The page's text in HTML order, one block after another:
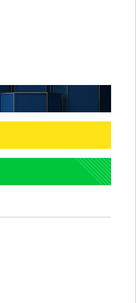
세훈 "용산공원 아파트, 노
·문재인 철학 뒤집는 것"
쏠리는 관심[세제 개편, 그 이후②]
"손 떨림 포착"…카라 한승연, 건강 괜찮나
'걱정'